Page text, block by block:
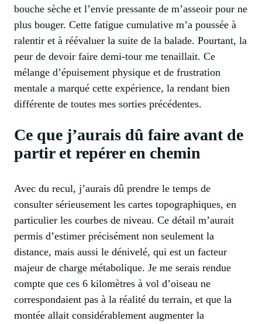
bouche sèche et l’envie pressante de m’asseoir pour ne
plus bouger. Cette fatigue cumulative m’a poussée à
ralentir et à réévaluer la suite de la balade. Pourtant, la
peur de devoir faire demi-tour me tenaillait. Ce
mélange d’épuisement physique et de frustration
mentale a marqué cette expérience, la rendant bien
différente de toutes mes sorties précédentes.
Ce que j’aurais dû faire avant de
partir et repérer en chemin
Avec du recul, j’aurais dû prendre le temps de
consulter sérieusement les cartes topographiques, en
particulier les courbes de niveau. Ce détail m’aurait
permis d’estimer précisément non seulement la
distance, mais aussi le dénivelé, qui est un facteur
majeur de charge métabolique. Je me serais rendue
compte que ces 6 kilomètres à vol d’oiseau ne
correspondaient pas à la réalité du terrain, et que la
montée allait considérablement augmenter la